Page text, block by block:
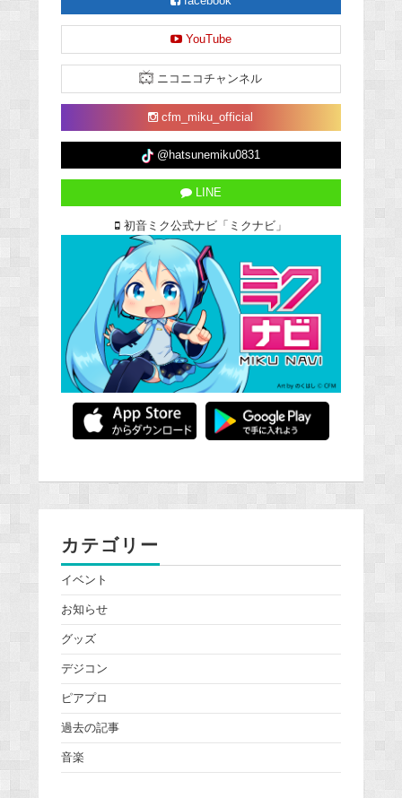
YouTube
ニコニコチャンネル
cfm_miku_official
@hatsunemiku0831
LINE
初音ミク公式ナビ「ミクナビ」
カテゴリー
イベント
お知らせ
グッズ
デジコン
ピアプロ
過去の記事
音楽